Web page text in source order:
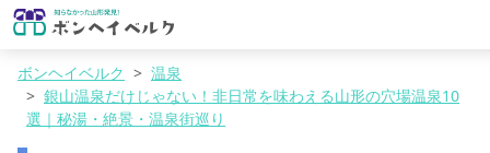
ボンヘイベルク
温泉
銀山温泉だけじゃない！非日常を味わえる山形の穴場温泉10
選｜秘湯・絶景・温泉街巡り